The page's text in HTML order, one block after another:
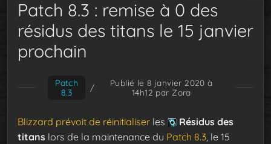
Patch 8.3 : remise à 0 des
résidus des titans le 15 janvier
prochain
Patch
8.3
/
Publié le 8 janvier 2020 à
14h12 par Zora
Blizzard prévoit de réinitialiser les
Résidus des
titans lors de la maintenance du Patch 8.3 , le 15